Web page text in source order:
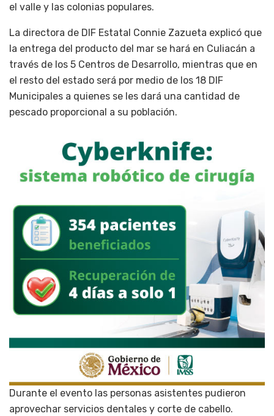
el valle y las colonias populares.
La directora de DIF Estatal Connie Zazueta explicó que
la entrega del producto del mar se hará en Culiacán a
través de los 5 Centros de Desarrollo, mientras que en
el resto del estado será por medio de los 18 DIF
Municipales a quienes se les dará una cantidad de
pescado proporcional a su población.
Durante el evento las personas asistentes pudieron
aprovechar servicios dentales y corte de cabello.